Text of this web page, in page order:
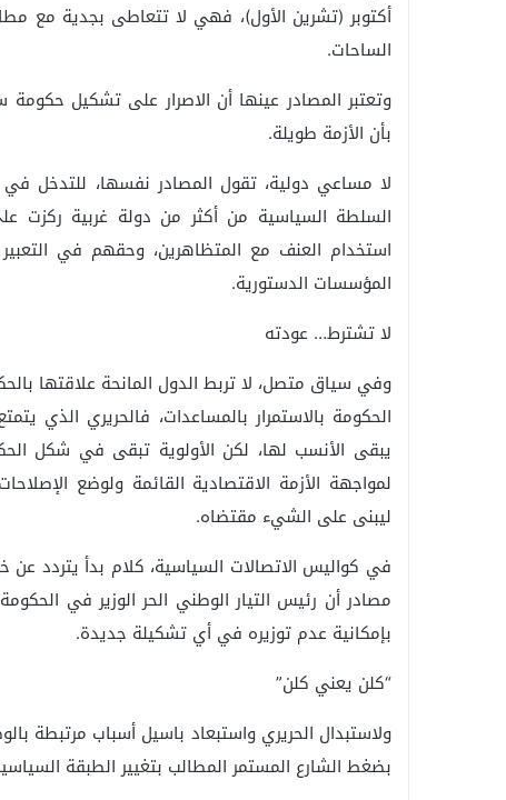
أكتوبر (تشرين الأول)، فهي لا تتعاطى بجدية مع
الساحات.
وتعتبر المصادر عينها أن الاصرار على تشكيل حكومة
بأن الأزمة طويلة.
لا مساعي دولية، تقول المصادر نفسها، للتدخل
السلطة السياسية من أكثر من دولة غربية ركزت
استخدام العنف مع المتظاهرين، وحقهم في
المؤسسات الدستورية.
لا تشترط… عودته
وفي سياق متصل، لا تربط الدول المانحة علاقتها
الحكومة بالاستمرار بالمساعدات، فالحريري الذي
يبقى الأنسب لها، لكن الأولوية تبقى في شكل
لمواجهة الأزمة الاقتصادية القائمة ولوضع
ليبنى على الشيء مقتضاه.
في كواليس الاتصالات السياسية، كلام بدأ يتردد عن
مصادر أن رئيس التيار الوطني الحر الوزير في
بإمكانية عدم توزيره في أي تشكيلة جديدة.
“كلن يعني كلن”
ولاستبدال الحريري واستبعاد باسيل أسباب مرتبطة
بضغط الشارع المستمر المطالب بتغيير الطبقة